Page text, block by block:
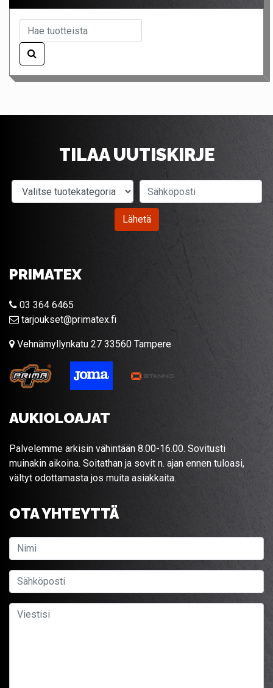
TILAA UUTISKIRJE
Valitse tuotekategoria
Lähetä
PRIMATEX
03 364 6465
tarjoukset@primatex.fi
Vehnämyllynkatu 27 33560 Tampere
AUKIOLOAJAT
Palvelemme arkisin vähintään 8.00-16.00. Sovitusti
muinakin aikoina. Soitathan ja sovit n. ajan ennen tuloasi,
vältyt odottamasta jos muita asiakkaita.
OTA YHTEYTTÄ